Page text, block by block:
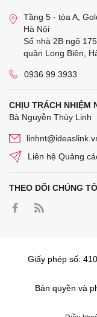
Tầng 5 - tòa A,
Hà Nội
Số nhà 2B ngõ
quận Long Biên,
0936 99 3933
CHỊU TRÁCH NHIỆM
Bà Nguyễn Thùy Linh
Liên hệ Quảng
THEO DÕI CHÚNG
Giấy phép số:
Bản quyền và